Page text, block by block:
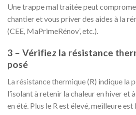
Une trappe mal traitée peut
chantier et vous priver des aides à la
(CEE, MaPrimeRénov’, etc.).
3 – Vérifiez la résistance
posé
La résistance thermique (R) indique la
l’isolant à retenir la chaleur en hiver et
en été. Plus le R est élevé, meilleure est